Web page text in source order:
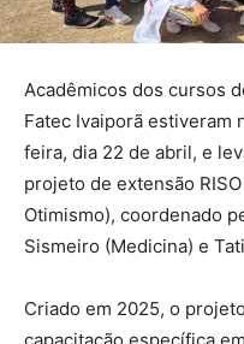
Acadêmicos dos cursos
Fatec Ivaiporã estiveram
feira, dia 22 de abril, e
projeto de extensão
Otimismo), coordenado
Sismeiro (Medicina) e
Criado em 2025, o